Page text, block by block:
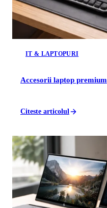
IT & LAPTOPURI
Accesorii laptop premium
Citeste articolul